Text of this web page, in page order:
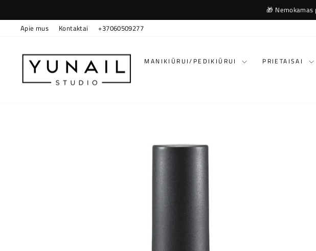
turinio
🎁
Apie mus
Kontaktai +37060509277
MANIKIŪRUI/PEDIKIŪRUI PRIETAISAI